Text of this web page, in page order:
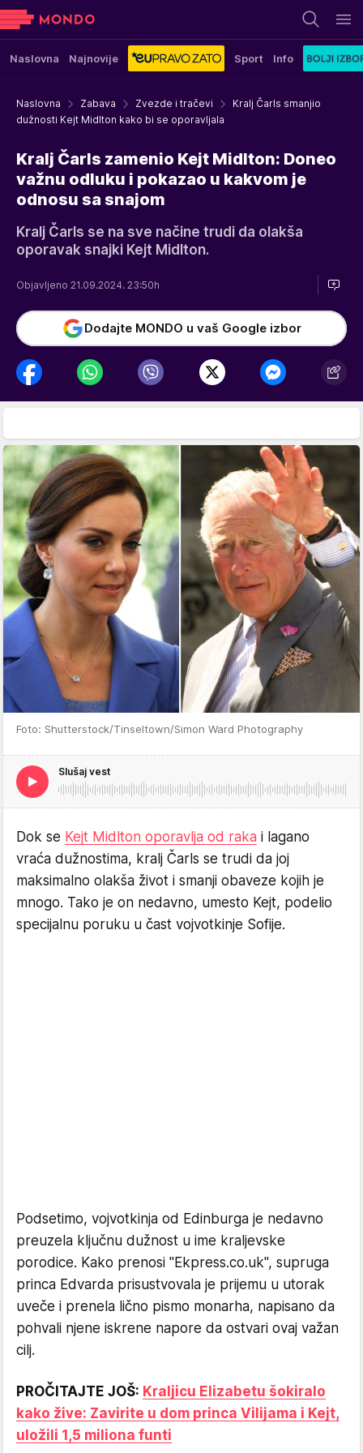
Naslovna Najnovije Sport Info
Naslovna Zabava Zvezde i tračevi
Kralj Čarls smanjio
dužnosti Kejt Midlton kako bi se oporavljala
Kralj Čarls zamenio Kejt Midlton: Doneo
važnu odluku i pokazao u kakvom je
odnosu sa snajom
Kralj Čarls se na sve načine trudi da olakša
oporavak snajki Kejt Midlton.
Objavljeno 21.09.2024. 23:50h
Dodajte MONDO u vaš Google izbor
Foto: Shutterstock/Tinseltown/Simon Ward Photography
Slušaj vest
Dok se Kejt Midlton oporavlja od raka i lagano
vraća dužnostima, kralj Čarls se trudi da joj
maksimalno olakša život i smanji obaveze kojih je
mnogo. Tako je on nedavno, umesto Kejt, podelio
specijalnu poruku u čast vojvotkinje Sofije.
Podsetimo, vojvotkinja od Edinburga je nedavno
preuzela ključnu dužnost u ime kraljevske
porodice. Kako prenosi "Ekpress.co.uk", supruga
princa Edvarda prisustvovala je prijemu u utorak
uveče i prenela lično pismo monarha, napisano da
pohvali njene iskrene napore da ostvari ovaj važan
cilj.
PROČITAJTE JOŠ: Kraljicu Elizabetu šokiralo
kako žive: Zavirite u dom princa Vilijama i Kejt,
uložili 1,5 miliona funti